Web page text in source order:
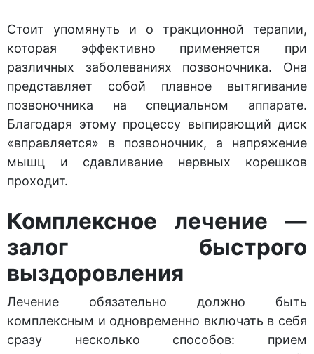
Стоит упомянуть и о тракционной терапии,
которая эффективно применяется при
различных заболеваниях позвоночника. Она
представляет собой плавное вытягивание
позвоночника на специальном аппарате.
Благодаря этому процессу выпирающий диск
«вправляется» в позвоночник, а напряжение
мышц и сдавливание нервных корешков
проходит.
Комплексное лечение —
залог быстрого
выздоровления
Лечение обязательно должно быть
комплексным и одновременно включать в себя
сразу несколько способов: прием